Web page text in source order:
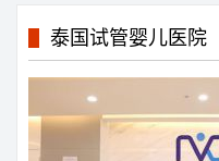
泰国试管婴儿医院